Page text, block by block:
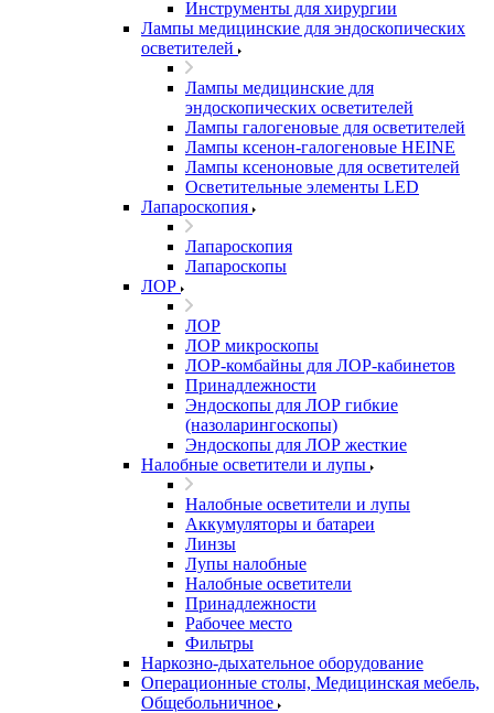
Инструменты для хирургии
Лампы медицинские для эндоскопических
осветителей
Лампы медицинские для
эндоскопических осветителей
Лампы галогеновые для осветителей
Лампы ксенон-галогеновые HEINE
Лампы ксеноновые для осветителей
Осветительные элементы LED
Лапароскопия
Лапароскопия
Лапароскопы
ЛОР
ЛОР
ЛОР микроскопы
ЛОР-комбайны для ЛОР-кабинетов
Принадлежности
Эндоскопы для ЛОР гибкие
(назоларингоскопы)
Эндоскопы для ЛОР жесткие
Налобные осветители и лупы
Налобные осветители и лупы
Аккумуляторы и батареи
Линзы
Лупы налобные
Налобные осветители
Принадлежности
Рабочее место
Фильтры
Наркозно-дыхательное оборудование
Операционные столы, Медицинская мебель,
Общебольничное